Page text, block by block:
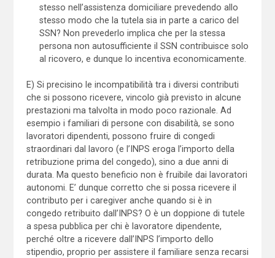
stesso nell’assistenza domiciliare prevedendo allo
stesso modo che la tutela sia in parte a carico del
SSN? Non prevederlo implica che per la stessa
persona non autosufficiente il SSN contribuisce solo
al ricovero, e dunque lo incentiva economicamente.
E) Si precisino le incompatibilità tra i diversi contributi
che si possono ricevere, vincolo già previsto in alcune
prestazioni ma talvolta in modo poco razionale. Ad
esempio i familiari di persone con disabilità, se sono
lavoratori dipendenti, possono fruire di congedi
straordinari dal lavoro (e l’INPS eroga l’importo della
retribuzione prima del congedo), sino a due anni di
durata. Ma questo beneficio non è fruibile dai lavoratori
autonomi. E’ dunque corretto che si possa ricevere il
contributo per i caregiver anche quando si è in
congedo retribuito dall’INPS? O è un doppione di tutele
a spesa pubblica per chi è lavoratore dipendente,
perché oltre a ricevere dall’INPS l’importo dello
stipendio, proprio per assistere il familiare senza recarsi